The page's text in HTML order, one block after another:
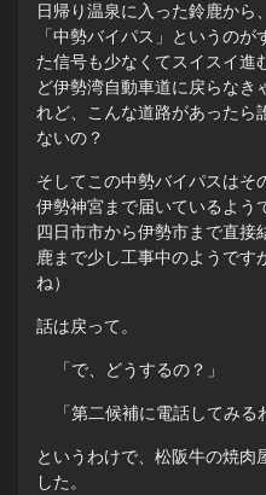
日帰り温泉に入った鈴鹿から
「中勢バイパス」というの
た信号も少なくてスイスイ進
ど伊勢湾自動車道に戻らなき
れど、こんな道路があったら
ないの？
そしてこの中勢バイパスはそ
伊勢神宮まで届いているよう
四日市市から伊勢市まで直接
鹿まで少し工事中のようです
ね）
話は戻って。
「で、どうするの？」
「第二候補に電話してみる
というわけで、松阪牛の焼肉
した。